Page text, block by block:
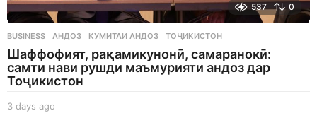
537 0
BUSINESS АНДОЗ ,КУМИТАИ АНДОЗ ,ТОҶИКИСТОН
Шаффофият, рақамикунонӣ, самаранокӣ:
самти нави рушди маъмурияти андоз дар
Тоҷикистон
3 days ago